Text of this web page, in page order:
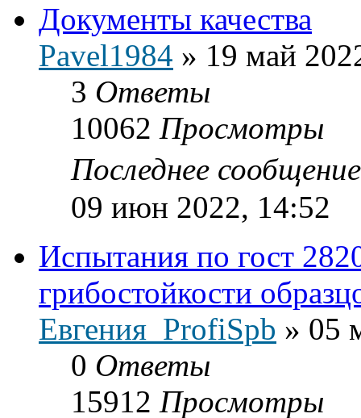
Документы качества
Pavel1984 » 19 май
3 Ответы
10062 Просмотры
Последнее
09 июн 2022, 14:52
Испытания по гост
грибостойкости
Евгения_ProfiSpb » 05
0 Ответы
15912 Просмотры